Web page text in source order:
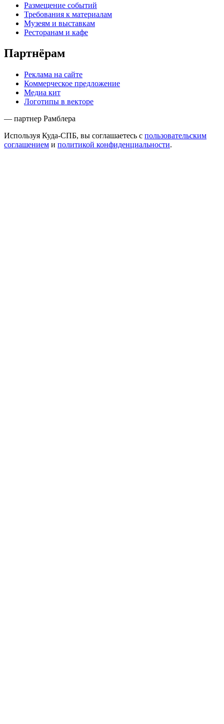
Размещение событий
Требования к материалам
Музеям и выставкам
Ресторанам и кафе
Партнёрам
Реклама на сайте
Коммерческое предложение
Медиа кит
Логотипы в векторе
— партнер Рамблера
Используя Куда-СПБ, вы соглашаетесь с пользовательским
соглашением и политикой конфиденциальности.